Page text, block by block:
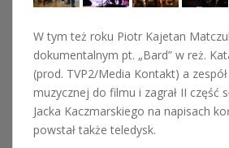
W tym też roku Piotr Kajetan
dokumentalnym pt. „Bard” w reż.
(prod. TVP2/Media Kontakt) a
muzycznej do filmu i zagrał II część
Jacka Kaczmarskiego na napisach
powstał także teledysk.